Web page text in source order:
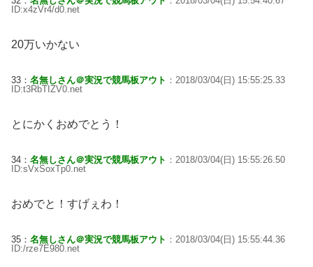
ID:x4zVr4/d0.net
20万いかない
33： 名無しさん＠実況で競馬板アウト ：2018/03/04(日) 15:55:25.33
ID:t3RbTIZV0.net
とにかくおめでとう！
34： 名無しさん＠実況で競馬板アウト ：2018/03/04(日) 15:55:26.50
ID:sVxSoxTp0.net
おめでと！すげぇわ！
35： 名無しさん＠実況で競馬板アウト ：2018/03/04(日) 15:55:44.36
ID:/rze7E980.net